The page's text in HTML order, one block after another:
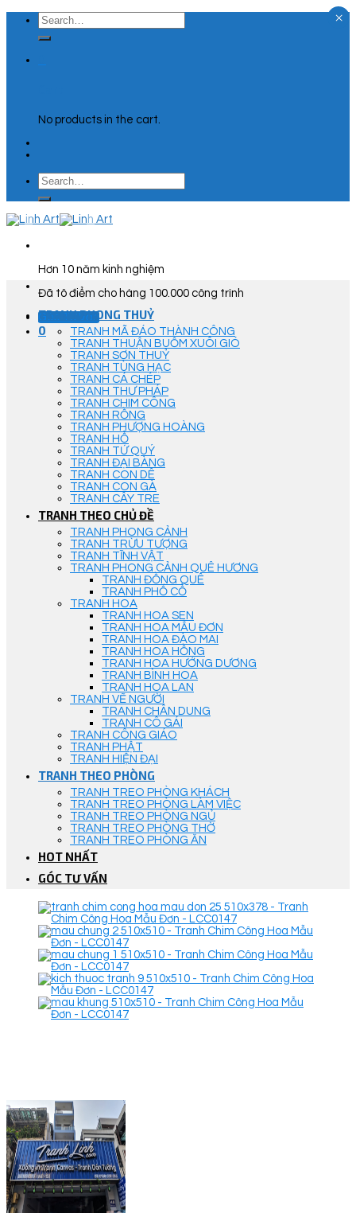
Skip
content
Search
for:
No products in the cart.
Search
for:
Hơn 10 năm kinh nghiệm
Đã tô điểm cho hàng 100.000 công trình
Góc Tư Vấn
0
TRANH PHONG THUỶ
TRANH MÃ ĐÁO THÀNH CÔNG
TRANH THUẬN BUỒM XUÔI GIÓ
TRANH SƠN THUỶ
TRANH TÙNG HẠC
TRANH CÁ CHÉP
TRANH THƯ PHÁP
TRANH CHIM CÔNG
TRANH RỒNG
TRANH PHƯỢNG HOÀNG
TRANH HỔ
TRANH TỨ QUÝ
TRANH ĐẠI BÀNG
TRANH CON DÊ
TRANH CON GÀ
TRANH CÂY TRE
TRANH THEO CHỦ ĐỀ
TRANH PHONG CẢNH
TRANH TRỪU TƯỢNG
TRANH TĨNH VẬT
TRANH PHONG CẢNH QUÊ HƯƠNG
TRANH ĐỒNG QUÊ
TRANH PHỐ CỔ
TRANH HOA
TRANH HOA SEN
TRANH HOA MẪU ĐƠN
TRANH HOA ĐÀO MAI
TRANH HOA HỒNG
TRANH HOA HƯỚNG DƯƠNG
TRANH BÌNH HOA
TRANH HOA LAN
TRANH VẼ NGƯỜI
TRANH CHÂN DUNG
TRANH CÔ GÁI
TRANH CÔNG GIÁO
TRANH PHẬT
TRANH HIỆN ĐẠI
TRANH THEO PHÒNG
TRANH TREO PHÒNG KHÁCH
TRANH TREO PHÒNG LÀM VIỆC
TRANH TREO PHÒNG NGỦ
TRANH TREO PHÒNG THỜ
TRANH TREO PHÒNG ĂN
HOT NHẤT
GÓC TƯ VẤN
×